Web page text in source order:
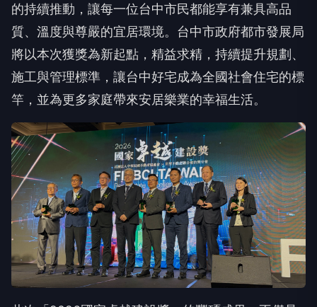
的持續推動，讓每一位台中市民都能享有兼具高品
質、溫度與尊嚴的宜居環境。台中市政府都市發展局
將以本次獲獎為新起點，精益求精，持續提升規劃、
施工與管理標準，讓台中好宅成為全國社會住宅的標
竿，並為更多家庭帶來安居樂業的幸福生活。